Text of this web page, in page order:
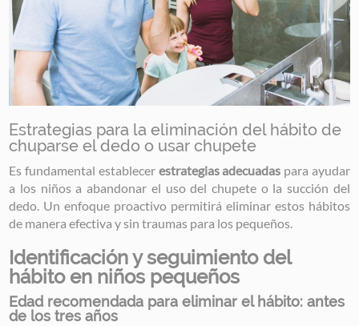
Estrategias para la eliminación del hábito de
chuparse el dedo o usar chupete
Es fundamental establecerestrategias adecuadas para ayudar
a los niños a abandonar el uso del chupete o la succión del
dedo. Un enfoque proactivo permitirá eliminar estos hábitos
de manera efectiva y sin traumas para los pequeños.
Identificación y seguimiento del
hábito en niños pequeños
Edad recomendada para eliminar el hábito: antes
de los tres años